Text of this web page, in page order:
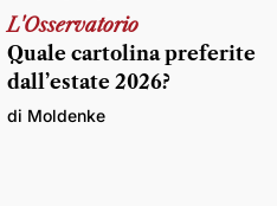
L'Osservatorio
Quale cartolina preferite
dall’estate 2026?
di Moldenke